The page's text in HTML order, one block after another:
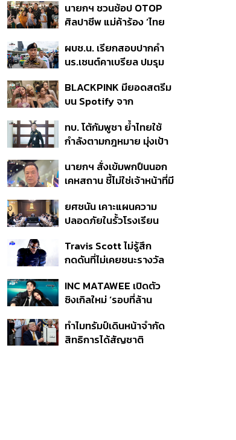
นายกฯ ชวนช้อป OTOP
ศิลปาชีพ แม่ค้าร้อง ‘ไทย
ถามมีต่อไหม นายกฯ ตอบ
‘เดี๋ยวจะพยายาม’
ผบช.น. เรียกสอบปากคำ
นร.เซนต์คาเบรียล ปมรุม
ดำเนินคดีแล้ว
BLACKPINK มียอดสตรีม
บน Spotify จาก
ครั้ง ตลอด 10 ปีที่ผ่านมา
ทบ. โต้กัมพูชา ย้ำไทยใช้
กำลังตามกฎหมาย มุ่งเป้า
หายไทยไม่อาจลบด้วย
ข้อมูลบิดเบือน
นายกฯ สั่งเข้มพกปืนนอก
เคหสถาน ชี้ไม่ใช่เจ้าหน้าที่มี
ก่อเหตุ เจ้าของร่วมรับผิด
ยศชนัน เคาะแผนความ
ปลอดภัยในรั้วโรงเรียน
ดูแล-คุมเข้มคัดกรองสิ่ง
ผิดกฎหมาย
Travis Scott ไม่รู้สึก
กดดันที่ไม่เคยชนะรางวัล
แล้ว 10 ครั้ง
INC MATAWEE เปิดตัว
ซิงเกิลใหม่ ‘รอบที่ล้าน
มาแสดงในมิวสิกวิดีโอ
ทำไมทรัมป์เดินหน้าจำกัด
สิทธิการได้สัญชาติ